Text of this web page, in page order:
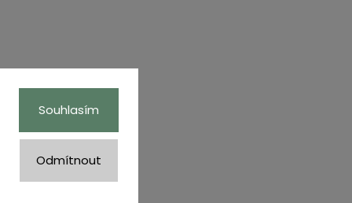
Odmítnout
Souhlasím